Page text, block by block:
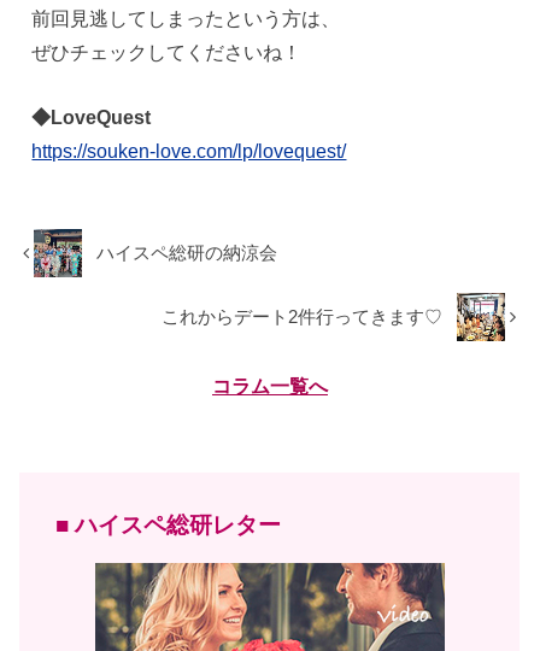
前回見逃してしまったという方は、
ぜひチェックしてくださいね！
◆LoveQuest
https://souken-love.com/lp/lovequest/
ハイスペ総研の納涼会
これからデート2件行ってきます♡
コラム一覧へ
■ ハイスペ総研レター